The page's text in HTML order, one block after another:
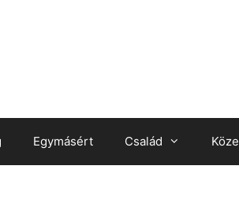
Egymásért Család